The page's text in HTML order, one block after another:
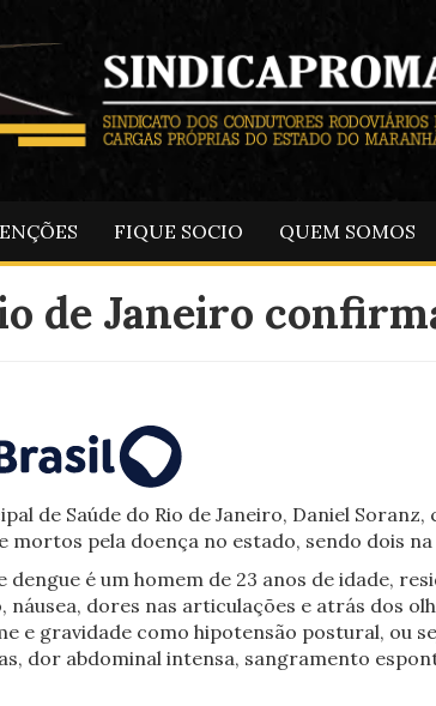
FIQUE SOCIO QUEM SOMOS
de Janeiro
de Saúde do Rio de Janeiro, Daniel
mortos pela doença no estado, sendo dois
dengue é um homem de 23 anos de idade,
náusea, dores nas articulações e atrás dos
e gravidade como hipotensão postural, ou
dor abdominal intensa, sangramento